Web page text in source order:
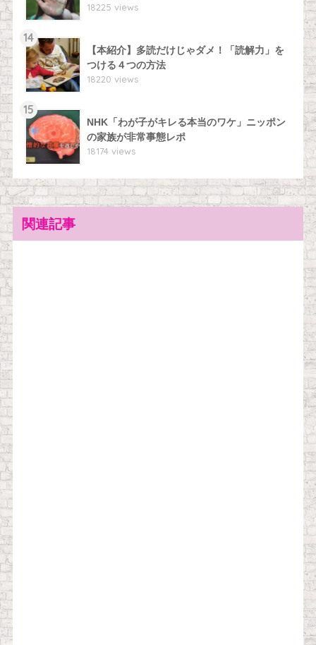
18225 views
14
【本紹介】多読だけじゃダメ！「読解力」を
つける４つの方法
18220 views
15
NHK「わが子がキレる本当のワケ」ニッポン
の家族が非常事態レポ
18174 views
関連記事